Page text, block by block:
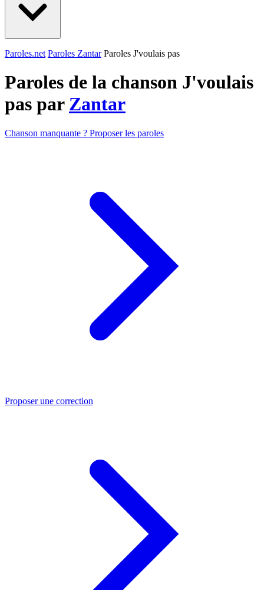
Paroles.net Paroles Zantar Paroles J'voulais pas
Paroles de la chanson J'voulais
pas par Zantar
Chanson manquante ? Proposer les paroles
Proposer une correction